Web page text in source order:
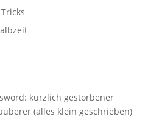
kürzlich gestorbener
(alles klein geschrieben)